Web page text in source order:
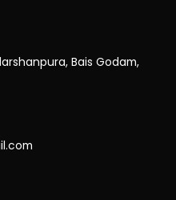
Bais Godam,